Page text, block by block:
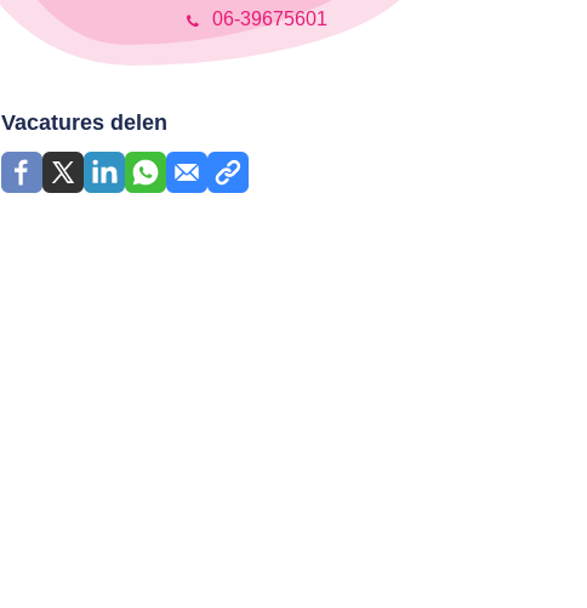
06-39675601
Vacatures delen